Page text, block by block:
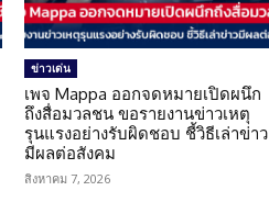
ข่าวเด่น
เพจ Mappa ออกจดหมายเปิดผนึก
ถึงสื่อมวลชน ขอรายงานข่าวเหตุ
รุนแรงอย่างรับผิดชอบ ชี้วิธีเล่าข่าว
มีผลต่อสังคม
สิงหาคม 7, 2026